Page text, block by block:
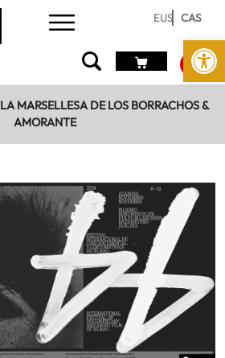
Abrir
EUS CAS
LA MARSELLESA DE LOS BORRACHOS &
AMORANTE